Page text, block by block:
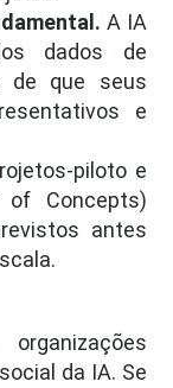
A IA
dados de
de que seus
e
piloto e
of Concepts)
antes
da IA. Se